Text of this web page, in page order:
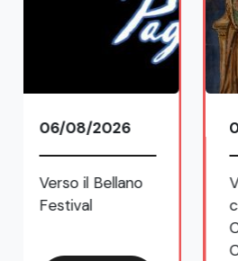
08/08/2026
Visita guidata
con la curatrice